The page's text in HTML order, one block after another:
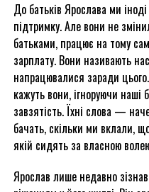
До батьків Ярослава ми
підтримку. Але вони не
батьками, працює на тому
зарплату. Вони називають
напрацювалися заради
кажуть вони, ігноруючи наші
завзятість. Їхні слова —
бачать, скільки ми вклали,
якій сидять за власною
Ярослав лише недавно